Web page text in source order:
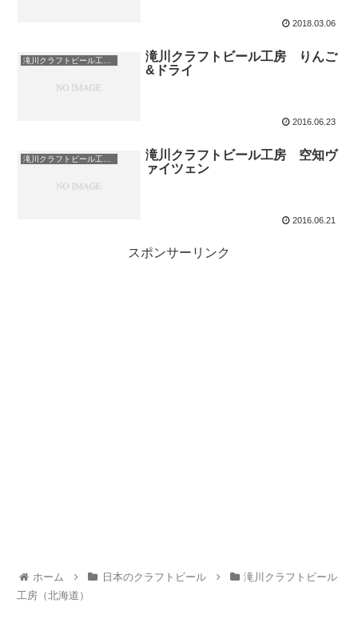
2018.03.06
滝川クラフトビール工房 りんご
&ドライ
2016.06.23
滝川クラフトビール工房 空知ヴ
ァイツェン
2016.06.21
スポンサーリンク
ホーム 日本のクラフトビール
滝川クラフトビール
工房（北海道）